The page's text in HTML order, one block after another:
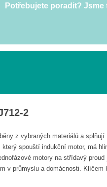
Potřebujete poradit? Jsme
2
z vybraných materiálů a
spouští indukční motor, má
motory na střídavý
v průmyslu a domácnosti.